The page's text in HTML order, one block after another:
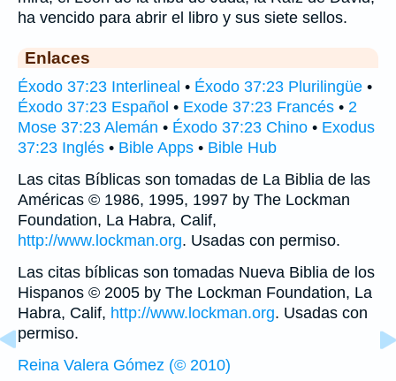
ha vencido para abrir el libro y sus siete sellos.
Enlaces
Éxodo 37:23 Interlineal • Éxodo 37:23 Plurilingüe •
Éxodo 37:23 Español • Exode 37:23 Francés • 2
Mose 37:23 Alemán • Éxodo 37:23 Chino • Exodus
37:23 Inglés • Bible Apps • Bible Hub
Las citas Bíblicas son tomadas de La Biblia de las
Américas © 1986, 1995, 1997 by The Lockman
Foundation, La Habra, Calif,
http://www.lockman.org. Usadas con permiso.
Las citas bíblicas son tomadas Nueva Biblia de los
Hispanos © 2005 by The Lockman Foundation, La
Habra, Calif, http://www.lockman.org. Usadas con
permiso.
Reina Valera Gómez (© 2010)